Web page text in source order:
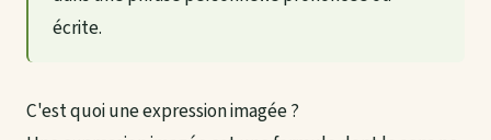
écrite.
C'est quoi une expression imagée ?